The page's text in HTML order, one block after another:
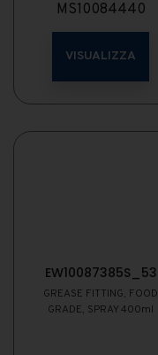
MS10084440
VISUALIZZA
EW10087385S_53
GREASE FITTING, FOOD
GRADE, SPRAY 400ml